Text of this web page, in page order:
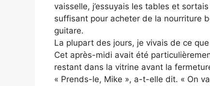
vaisselle, j’essuyais les tables et
suffisant pour acheter de la nourriture
guitare.
La plupart des jours, je vivais de ce
Cet après-midi avait été
restant dans la vitrine avant la
« Prends-le, Mike », a-t-elle dit. « On